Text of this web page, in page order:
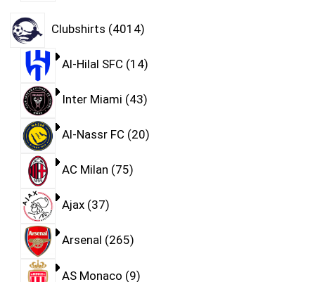
Clubshirts 4014
Al-Hilal SFC 14
Inter Miami 43
Al-Nassr FC 20
AC Milan 75
Ajax 37
Arsenal 265
AS Monaco 9